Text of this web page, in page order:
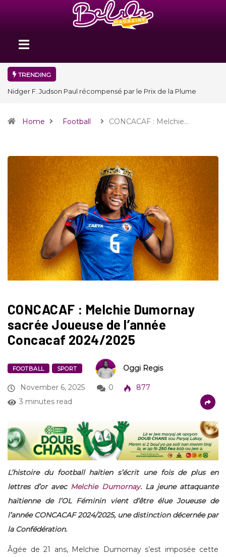
TRENDING
Nidger F. Judson Paul récompensé par le Prix de la Plume
Home Football CONCACAF : Melchie…
CONCACAF : Melchie Dumornay
sacrée Joueuse de l’année
Concacaf 2024/2025
FOOTBALL SPORT Oggi Regis
November 6, 2025 0
877
3 minutes read
L’histoire du football haïtien s’écrit une fois de plus en
lettres d’or avec Melchie Dumornay. La jeune attaquante
haïtienne de l’OL Féminin vient d’être élue Joueuse de
l’année CONCACAF 2024/2025, une distinction décernée par
la Confédération.
Âgée de 21 ans, Melchie Dumornay s’est imposée cette